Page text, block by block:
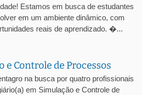
Estamos em busca de estudantes
em um ambiente dinâmico, com
reais de aprendizado. �...
e Controle de Processos
na busca por quatro profissionais
em Simulação e Controle de